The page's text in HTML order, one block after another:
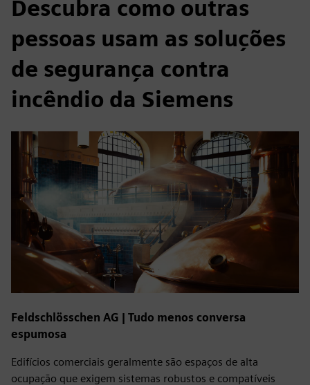
Descubra como outras
pessoas usam as soluções
de segurança contra
incêndio da Siemens
Feldschlösschen AG | Tudo menos conversa
espumosa
Edifícios comerciais geralmente são espaços de alta
ocupação que exigem sistemas robustos e compatíveis